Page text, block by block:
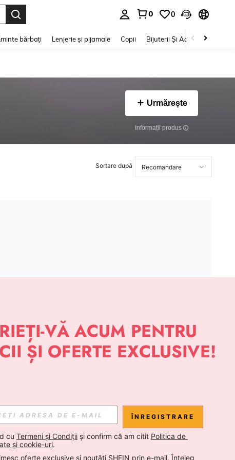
0 0
bărbați Lenjerie și pijamale Copii Bijuterii Și Accesorii
Urmărește
Informații produs
Sortare după
APLICAȚIE
NOUTĂȚI DESPRE STIL DE LA SHEIN
Abonare
ÎNREGISTRARE
cu Termeni și Condiții și confirm că am citit Politica de
și cookie-uri.
oferte exclusive și noutăți SHEIN prin e-mail. Înțeleg